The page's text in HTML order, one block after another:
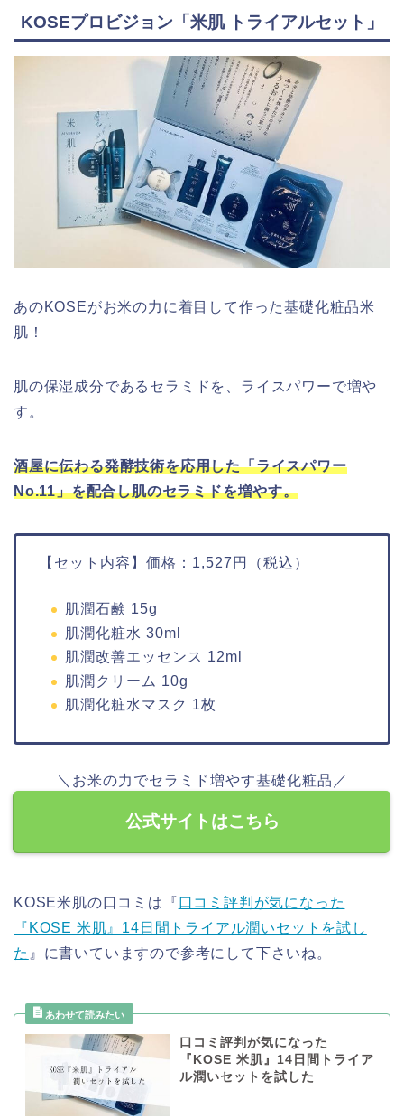
KOSEプロビジョン「米肌 トライアルセット」
あのKOSEがお米の力に着目して作った基礎化粧品米
肌！
肌の保湿成分であるセラミドを、ライスパワーで増や
す。
酒屋に伝わる発酵技術を応用した「ライスパワー
No.11」を配合し肌のセラミドを増やす。
【セット内容】価格：1,527円（税込）
肌潤石鹸 15g
肌潤化粧水 30ml
肌潤改善エッセンス 12ml
肌潤クリーム 10g
肌潤化粧水マスク 1枚
＼お米の力でセラミド増やす基礎化粧品／
公式サイトはこちら
KOSE米肌の口コミは『口コミ評判が気になった
『KOSE 米肌』14日間トライアル潤いセットを試し
た 』に書いていますので参考にして下さいね。
口コミ評判が気になった
『KOSE 米肌』14日間トライア
ル潤いセットを試した